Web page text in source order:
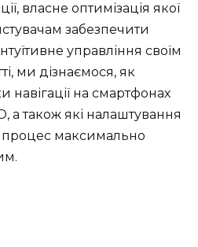
власне оптимізація якої
забезпечити
управління своїм
ми дізнаємося, як
навігації на смартфонах
а також які налаштування
максимально